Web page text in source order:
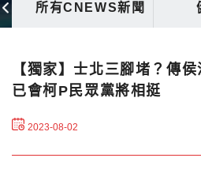
所有CNEWS新聞
【獨家】士北三腳堵？傳
已會柯P民眾黨將相挺
2023-08-02